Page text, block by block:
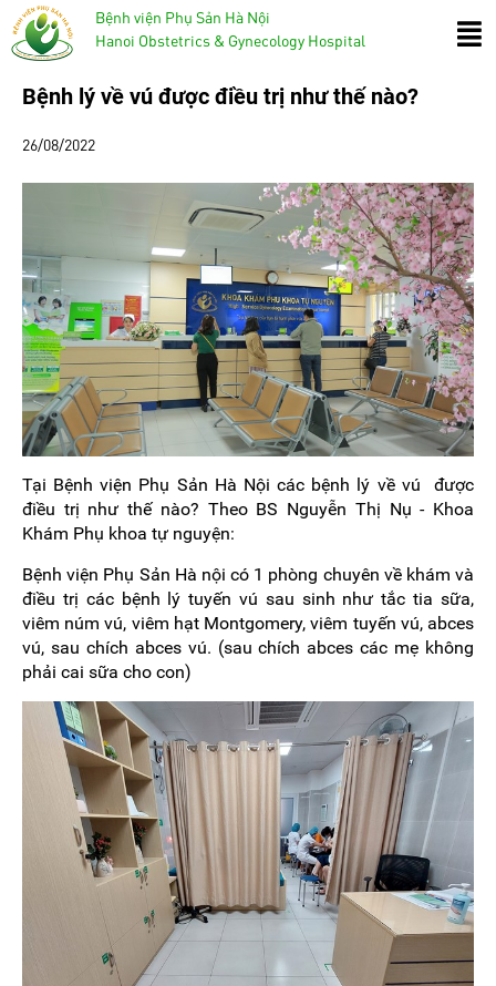
Bệnh viện Phụ Sản Hà Nội
Hanoi Obstetrics & Gynecology Hospital
Bệnh lý về vú được điều trị như thế nào?
26/08/2022
Tại Bệnh viện Phụ Sản Hà Nội các bệnh lý về vú được
điều trị như thế nào? Theo BS Nguyễn Thị Nụ - Khoa
Khám Phụ khoa tự nguyện:
Bệnh viện Phụ Sản Hà nội có 1 phòng chuyên về khám và
điều trị các bệnh lý tuyến vú sau sinh như tắc tia sữa,
viêm núm vú, viêm hạt Montgomery, viêm tuyến vú, abces
vú, sau chích abces vú. (sau chích abces các mẹ không
phải cai sữa cho con)